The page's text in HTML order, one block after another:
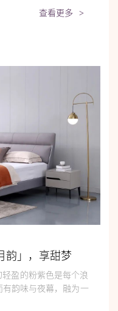
查看更多 >
韵」，享甜梦
轻盈的粉紫色是每个浪
韵味与夜幕，融为一